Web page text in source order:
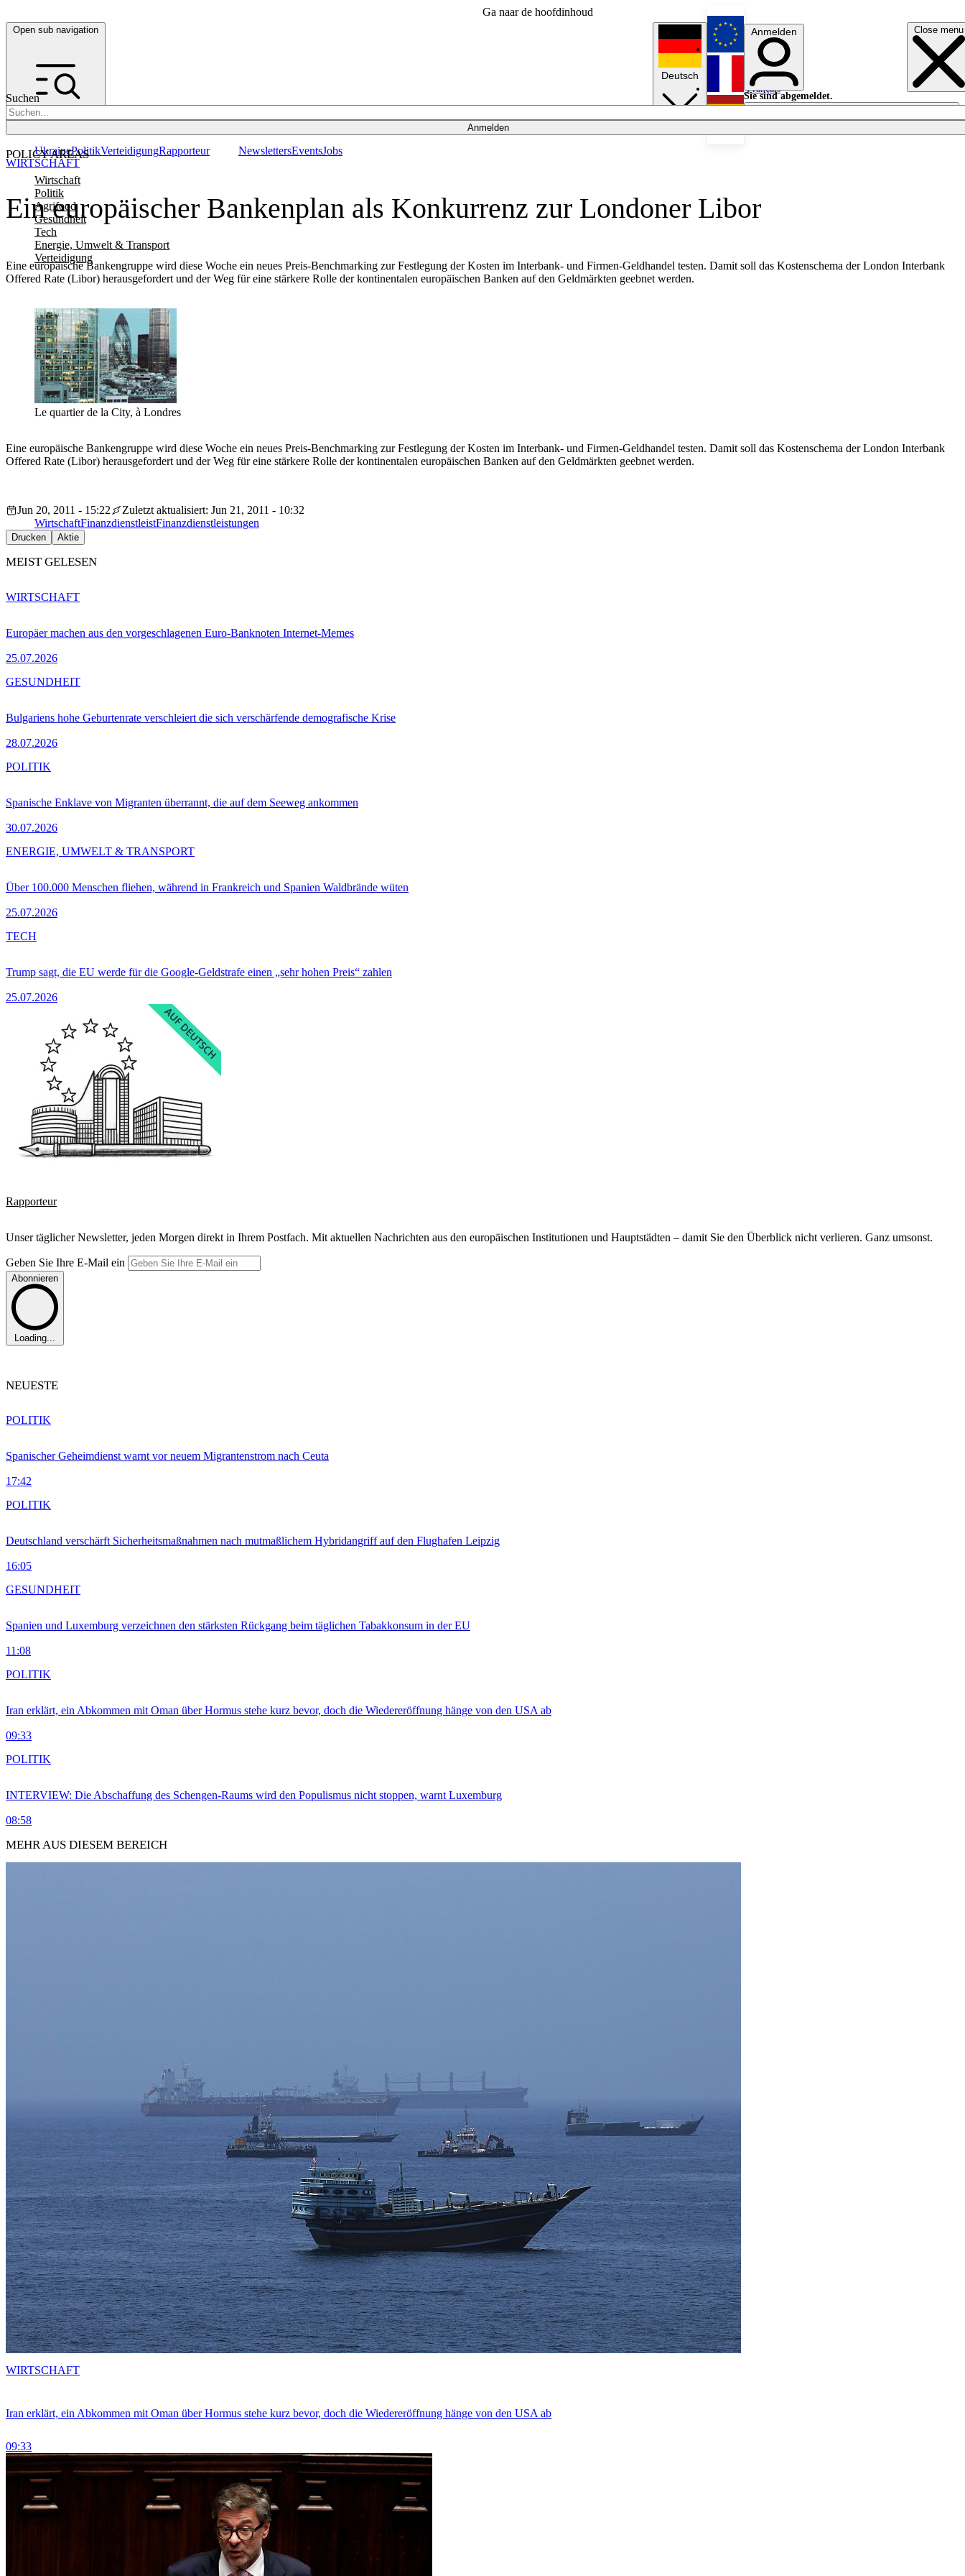
Ga naar de hoofdinhoud
Open sub navigation Close menu
Suchen
Anmelden
POLICY AREAS
Wirtschaft
Politik
Agrifood
Gesundheit
Tech
Energie, Umwelt & Transport
Verteidigung
UkrainePolitikVerteidigungRapporteur NewslettersEventsJobs
Deutsch
English
Français
Anmelden
Sie sind abgemeldet.
Anmelden
Licht aus
Ein europäischer Bankenplan als Konkurrenz zur Londoner Libor
Eine europäische Bankengruppe wird diese Woche ein neues Preis-Benchmarking zur Festlegung der Kosten im Interbank- und Firmen-Geldhandel testen. Damit soll das Kostenschema der London Interbank
Offered Rate (Libor) herausgefordert und der Weg für eine stärkere Rolle der kontinentalen europäischen Banken auf den Geldmärkten geebnet werden.
WIRTSCHAFT
Le quartier de la City, à Londres
Eine europäische Bankengruppe wird diese Woche ein neues Preis-Benchmarking zur Festlegung der Kosten im Interbank- und Firmen-Geldhandel testen. Damit soll das Kostenschema der London Interbank
Offered Rate (Libor) herausgefordert und der Weg für eine stärkere Rolle der kontinentalen europäischen Banken auf den Geldmärkten geebnet werden.
Jun 20, 2011 - 15:22
Zuletzt aktualisiert: Jun 21, 2011 - 10:32
WirtschaftFinanzdienstleistFinanzdienstleistungen
Drucken Aktie
MEIST GELESEN
Europäer machen aus den vorgeschlagenen Euro-Banknoten Internet-Memes
25.07.2026
WIRTSCHAFT
Bulgariens hohe Geburtenrate verschleiert die sich verschärfende demografische Krise
28.07.2026
GESUNDHEIT
Spanische Enklave von Migranten überrannt, die auf dem Seeweg ankommen
30.07.2026
POLITIK
Über 100.000 Menschen fliehen, während in Frankreich und Spanien Waldbrände wüten
25.07.2026
ENERGIE, UMWELT & TRANSPORT
Trump sagt, die EU werde für die Google-Geldstrafe einen „sehr hohen Preis“ zahlen
25.07.2026
TECH
Rapporteur
Unser täglicher Newsletter, jeden Morgen direkt in Ihrem Postfach. Mit aktuellen Nachrichten aus den europäischen Institutionen und Hauptstädten – damit Sie den Überblick nicht verlieren. Ganz umsonst.
Geben Sie Ihre E-Mail ein
Abonnieren
Loading...
NEUESTE
Spanischer Geheimdienst warnt vor neuem Migrantenstrom nach Ceuta
17:42
POLITIK
Deutschland verschärft Sicherheitsmaßnahmen nach mutmaßlichem Hybridangriff auf den Flughafen Leipzig
16:05
POLITIK
Spanien und Luxemburg verzeichnen den stärksten Rückgang beim täglichen Tabakkonsum in der EU
11:08
GESUNDHEIT
Iran erklärt, ein Abkommen mit Oman über Hormus stehe kurz bevor, doch die Wiedereröffnung hänge von den USA ab
09:33
POLITIK
INTERVIEW: Die Abschaffung des Schengen-Raums wird den Populismus nicht stoppen, warnt Luxemburg
08:58
POLITIK
MEHR AUS DIESEM BEREICH
Iran erklärt, ein Abkommen mit Oman über Hormus stehe kurz bevor, doch die Wiedereröffnung hänge von den USA ab
09:33
WIRTSCHAFT